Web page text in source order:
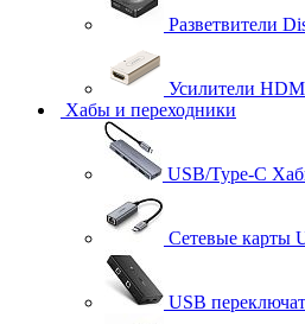
Разветвители
Усилители
Хабы и переходники
USB/Type-C
Сетевые карты
USB